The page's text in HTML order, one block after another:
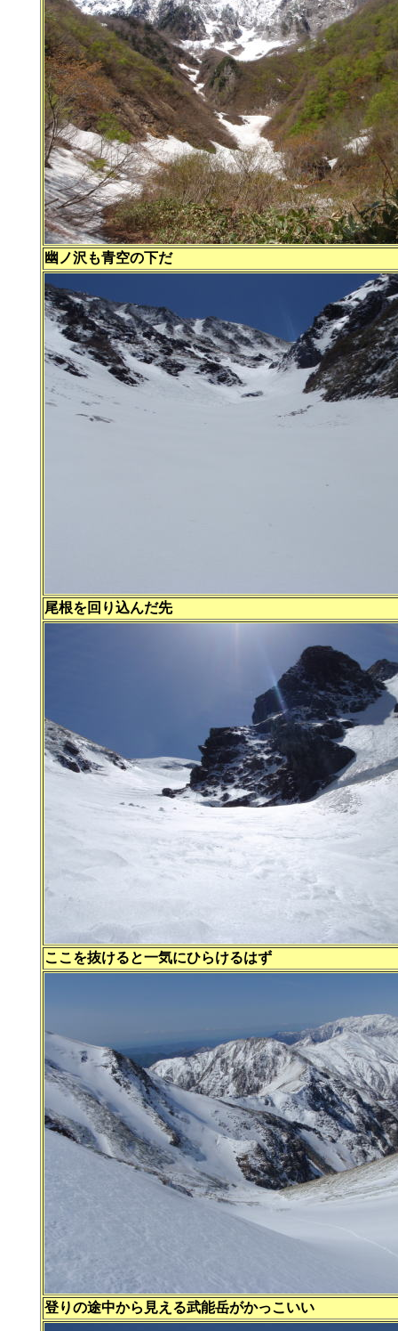
幽ノ沢も青空の下だ
尾根を回り込んだ先
ここを抜けると一気にひらけるはず
登りの途中から見える武能岳がかっこいい